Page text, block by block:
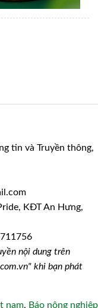
tin và Truyền thông,
KĐT An Hưng,
nội dung trên
khi bạn phát
nam, Báo nông nghiệp